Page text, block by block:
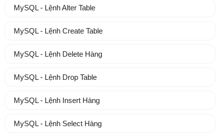
MySQL - Lệnh Alter Table
MySQL - Lệnh Create Table
MySQL - Lệnh Delete Hàng
MySQL - Lệnh Drop Table
MySQL - Lệnh Insert Hàng
MySQL - Lệnh Select Hàng